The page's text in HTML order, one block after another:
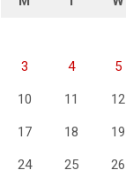
3 4 5
10 11 12
17 18 19
24 25 26